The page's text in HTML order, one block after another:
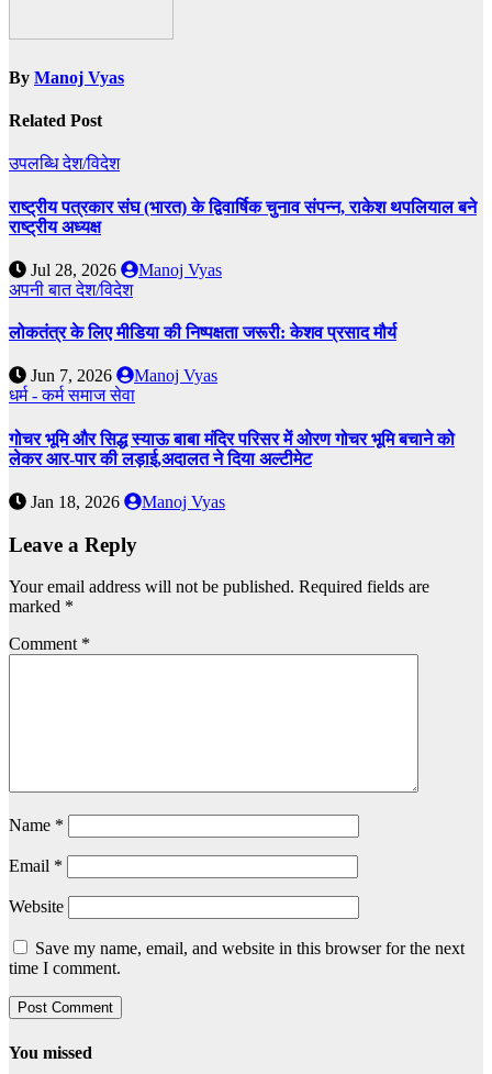
By Manoj Vyas
Related Post
उपलब्धिदेश/विदेश
राष्ट्रीय पत्रकार संघ (भारत) के द्विवार्षिक चुनाव संपन्न, राकेश थपलियाल बने
राष्ट्रीय अध्यक्ष
Jul 28, 2026
Manoj Vyas
अपनी बातदेश/विदेश
लोकतंत्र के लिए मीडिया की निष्पक्षता जरूरी: केशव प्रसाद मौर्य
Jun 7, 2026
Manoj Vyas
धर्म - कर्मसमाज सेवा
गोचर भूमि और सिद्ध स्याऊ बाबा मंदिर परिसर में ओरण गोचर भूमि बचाने को
लेकर आर-पार की लड़ाई,अदालत ने दिया अल्टीमेट
Jan 18, 2026 Manoj Vyas
Leave a Reply
Your email address will not be published. Required fields are
marked *
Comment *
Name *
Email *
Website
Save my name, email, and website in this browser for the next
time I comment.
You missed